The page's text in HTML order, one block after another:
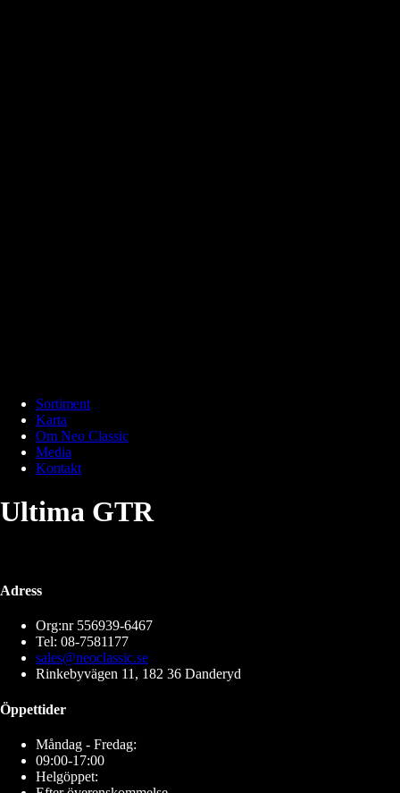
Sortiment
Karta
Om Neo Classic
Media
Kontakt
Ultima GTR
Adress
Org:nr 556939-6467
Tel: 08-7581177
sales@neoclassic.se
Rinkebyvägen 11, 182 36 Danderyd
Öppettider
Måndag - Fredag:
09:00-17:00
Helgöppet: